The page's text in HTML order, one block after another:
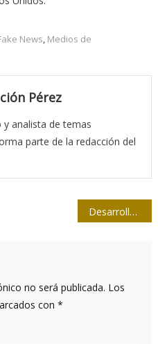
News Medios de
Pérez
y analista de temas
parte de la redacción del
Desarrollan en Cuba diagnosticador para Covid-19 a partir de rayos X
no será publicada. Los
con *